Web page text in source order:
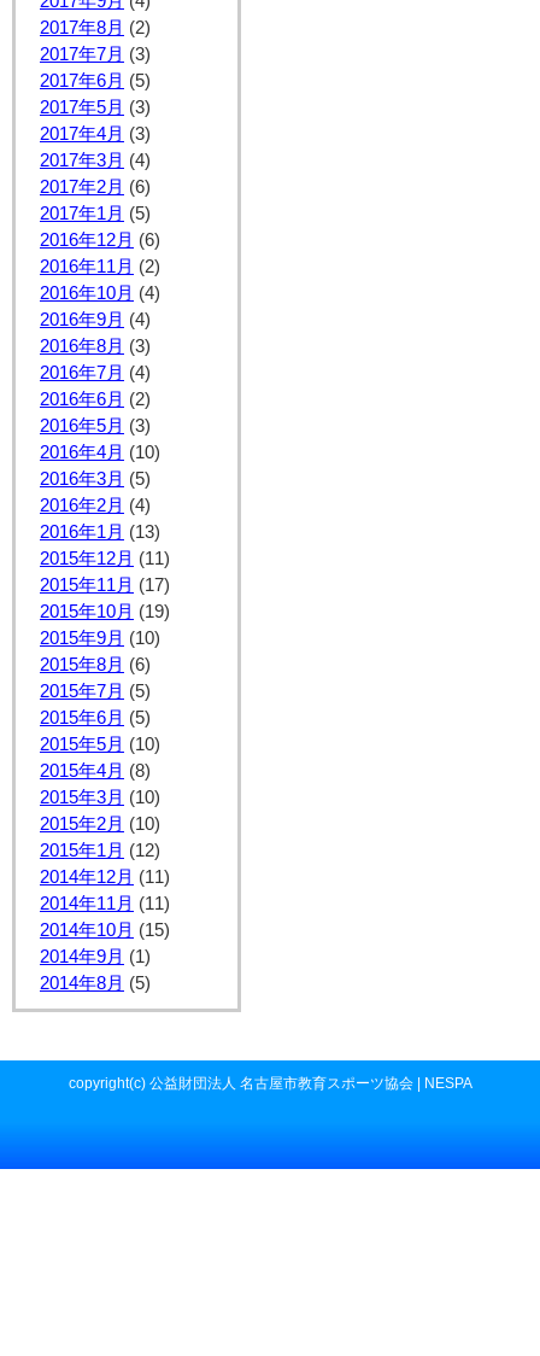
2017年8月 (2)
2017年7月 (3)
2017年6月 (5)
2017年5月 (3)
2017年4月 (3)
2017年3月 (4)
2017年2月 (6)
2017年1月 (5)
2016年12月 (6)
2016年11月 (2)
2016年10月 (4)
2016年9月 (4)
2016年8月 (3)
2016年7月 (4)
2016年6月 (2)
2016年5月 (3)
2016年4月 (10)
2016年3月 (5)
2016年2月 (4)
2016年1月 (13)
2015年12月 (11)
2015年11月 (17)
2015年10月 (19)
2015年9月 (10)
2015年8月 (6)
2015年7月 (5)
2015年6月 (5)
2015年5月 (10)
2015年4月 (8)
2015年3月 (10)
2015年2月 (10)
2015年1月 (12)
2014年12月 (11)
2014年11月 (11)
2014年10月 (15)
2014年9月 (1)
2014年8月 (5)
copyright(c) 公益財団法人 名古屋市教育スポーツ協会 | NESPA